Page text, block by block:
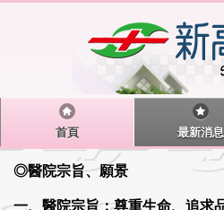
首頁 最新消息
◎醫院宗旨、願景
一、醫院宗旨：尊重生命、追求